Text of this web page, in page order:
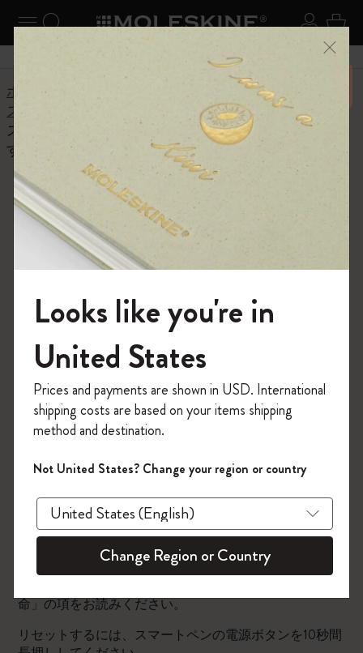
ナビゲーションの切替 ログ
検索 (キーワードなど) カ
6,500円以上のご購入で送料無料 メニ
ーを閉じる
ホーム
スマートライティングセット
スマートペンの電源はオン/オフの切り替えが必要で
すか？それとも自動的にオフになるのですか？
よくある質問に戻る
スマートペンの電源はオン/オフ
の切り替えが必要ですか？それ
か？
自動スイッチオン「自動スイッチオン」は、スマートペ
ンのペン先が紙面に触れると自動的に電源がオンに切り
替わる機能です。ノートアプリとスマートペンの同期が
完了すると、デフォルトで「自動スイッチオン」機能が
有効化します。スマートペンの設定ページ（画面右上ア
イコンまたは左側のメニュー> ペンの管理 > スマートペ
ン)でこの設定を変更することもできます。
スマートペンが20分間バッテリー節約モードにあるとき
ます。
製品の開封時はバッテリー残量が極めて低いため、ご利
用前に充電することを強くおすすめします。スマートペ
ンのフル充電にはおよそ2時間ほどかかります。バッテ
命」の項をお読みください。
リセットするには、スマートペンの電源ボタンを10秒間
モレスキンの世界へようこそ
「WELCOME10」を入力すると、初回注
文が10%オフ＋送料無料になります。セ
ール・アウトレット品は適用外。
Moleskineアカウントを作成して限定オフ
ァーや会員特典、さらに多くのインスピ
レーションを手に入れましょう。
今すぐ会員登録 !
Looks like you're in
United States
Prices and payments are shown in USD. International
shipping costs are based on your items shipping
method and destination.
Not United States? Change your region or country
Change Region or Country